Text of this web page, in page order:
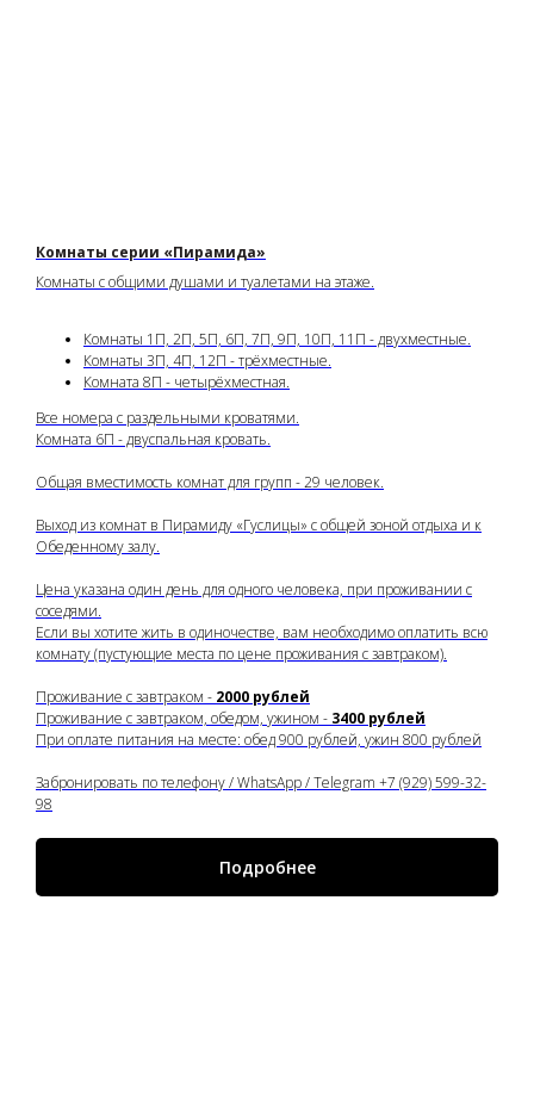
Комнаты серии «Пирамида»
Комнаты с общими душами и туалетами на этаже.
Комнаты 1П, 2П, 5П, 6П, 7П, 9П, 10П, 11П - двухместные.
Комнаты 3П, 4П, 12П - трёхместные.
Комната 8П - четырёхместная.
Все номера с раздельными кроватями.
Комната 6П - двуспальная кровать.
Общая вместимость комнат для групп - 29 человек.
Выход из комнат в Пирамиду «Гуслицы» с общей зоной отдыха и к
Обеденному залу.
Цена указана один день для одного человека, при проживании с
соседями.
Если вы хотите жить в одиночестве, вам необходимо оплатить всю
комнату (пустующие места по цене проживания с завтраком).
Проживание с завтраком - 2000 рублей
Проживание с завтраком, обедом, ужином - 3400 рублей
При оплате питания на месте: обед 900 рублей, ужин 800 рублей
Забронировать по телефону / WhatsApp / Telegram +7 (929) 599-32-
98
Подробнее